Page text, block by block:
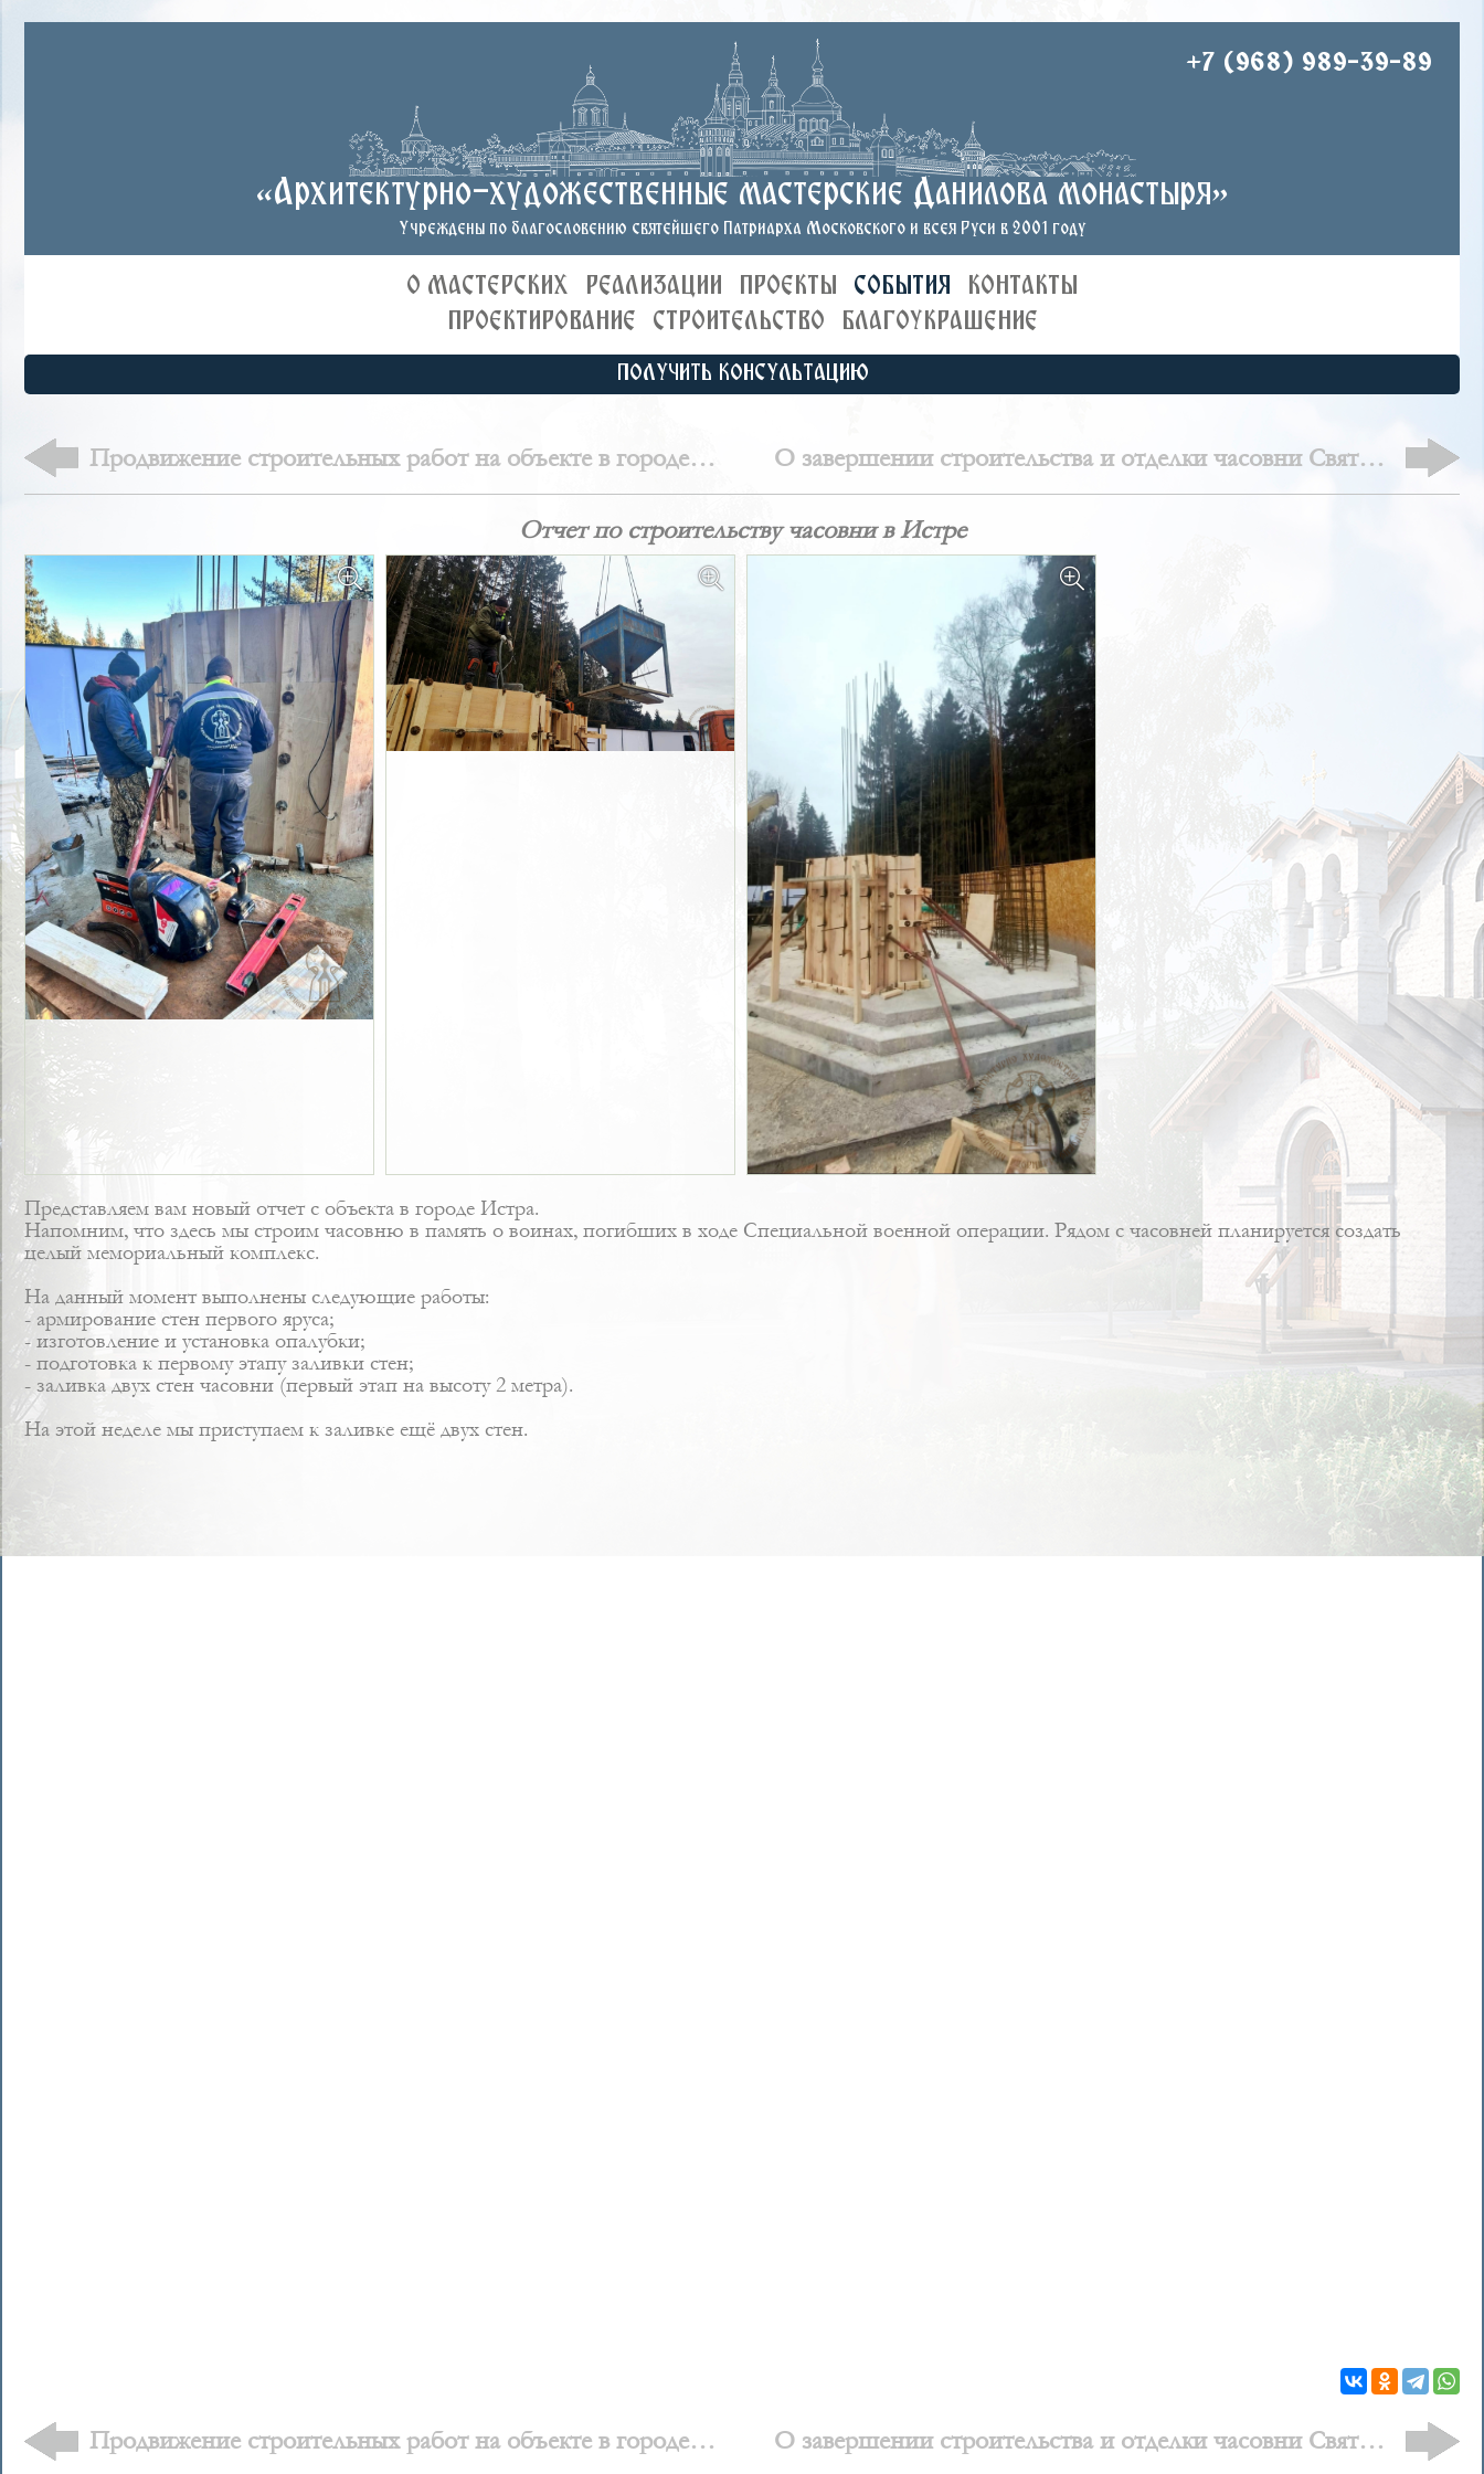
+7 (968) 989-39-89
«Архитектурно-художественные мастерские Данилова монастыря»
Учреждены по благословению святейшего Патриарха Московского и всея Руси в 2001 году
О МАСТЕРСКИХ РЕАЛИЗАЦИИ ПРОЕКТЫ СОБЫТИЯ
КОНТАКТЫ
ПРОЕКТИРОВАНИЕ
СТРОИТЕЛЬСТВО БЛАГОУКРАШЕНИЕ
ПОЛУЧИТЬ КОНСУЛЬТАЦИЮ
Продвижение строительных работ на объекте в городе
О завершении строительства и отделки часовни Святого
Отчет по строительству часовни в Истре
Представляем вам новый отчет с объекта в городе Истра.
Напомним, что здесь мы строим часовню в память о воинах, погибших в ходе Специальной военной операции. Рядом с часовней планируется создать
целый мемориальный комплекс.
На данный момент выполнены следующие работы:
- армирование стен первого яруса;
- изготовление и установка опалубки;
- подготовка к первому этапу заливки стен;
- заливка двух стен часовни (первый этап на высоту 2 метра).
На этой неделе мы приступаем к заливке ещё двух стен.
Продвижение строительных работ на объекте в городе
О завершении строительства и отделки часовни Святого